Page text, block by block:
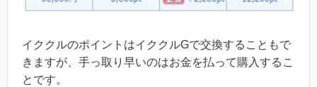
イククルのポイントはイククルGで交換することもで
きますが、手っ取り早いのはお金を払って購入するこ
とです。